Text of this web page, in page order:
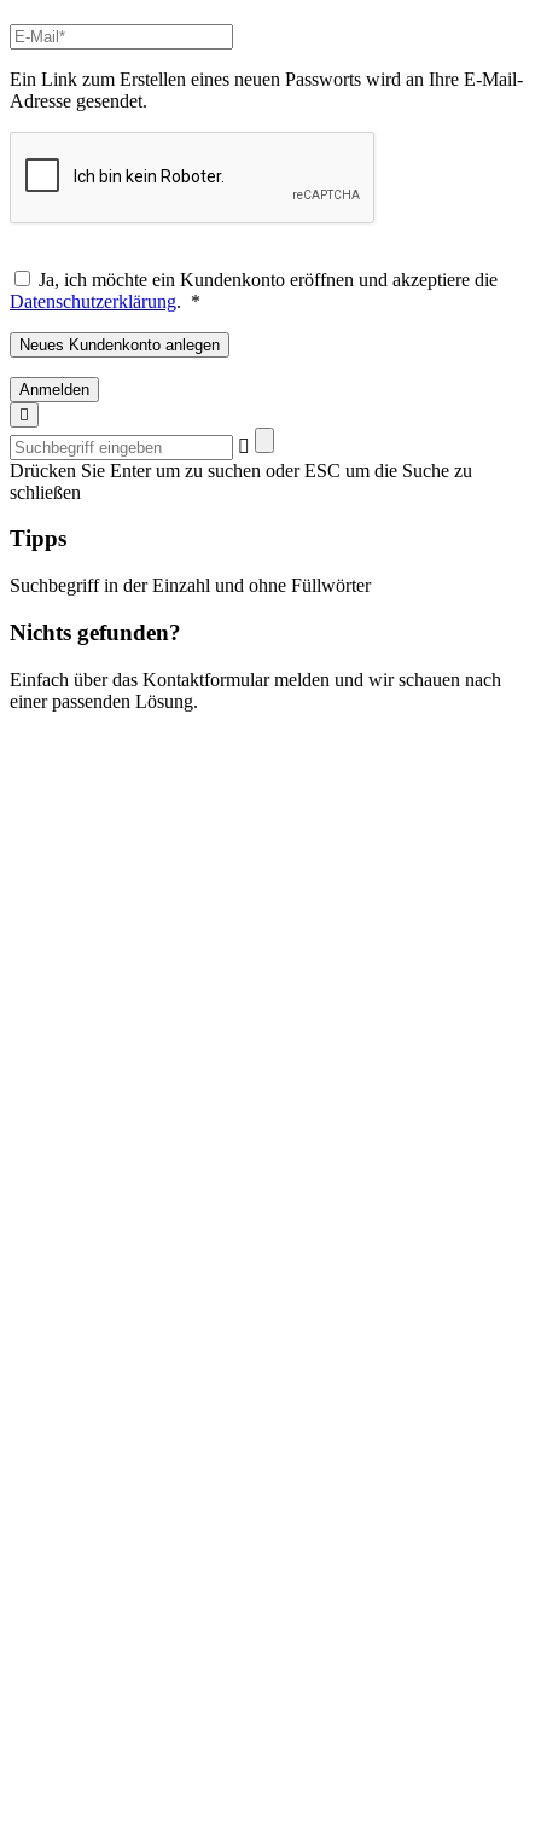
Ein Link zum Erstellen eines neuen Passworts wird an Ihre E-Mail-
Adresse gesendet.
Ja, ich möchte ein Kundenkonto eröffnen und akzeptiere die
Datenschutzerklärung. *
Neues Kundenkonto anlegen
Anmelden
Suchbegriff
eingeben
Drücken Sie Enter um zu suchen oder ESC um die Suche zu
schließen
Tipps
Suchbegriff in der Einzahl und ohne Füllwörter
Nichts gefunden?
Einfach über das Kontaktformular melden und wir schauen nach
einer passenden Lösung.